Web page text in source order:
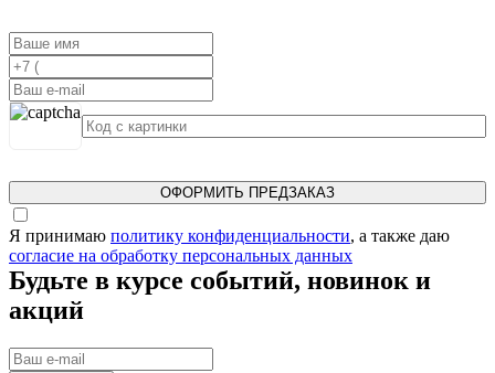
ОФОРМИТЬ ПРЕДЗАКАЗ
Я принимаю политику конфиденциальности, а также даю
согласие на обработку персональных данных
Будьте в курсе событий, новинок и
акций